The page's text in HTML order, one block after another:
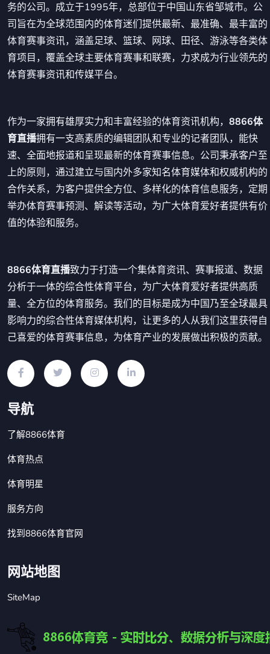
务的公司。成立于1995年，总部位于中国山东省邹城市。公
司旨在为全球范围内的体育迷们提供最新、最准确、最丰富的
体育赛事资讯，涵盖足球、篮球、网球、田径、游泳等各类体
育项目，覆盖全球主要体育赛事和联赛，力求成为行业领先的
体育赛事资讯和传媒平台。
作为一家拥有雄厚实力和丰富经验的体育资讯机构， 8866体
育直播拥有一支高素质的编辑团队和专业的记者团队，能快
速、全面地报道和呈现最新的体育赛事信息。公司秉承客户至
上的原则，通过建立与国内外多家知名体育媒体和权威机构的
合作关系，为客户提供全方位、多样化的体育信息服务，定期
举办体育赛事预测、解读等活动，为广大体育爱好者提供有价
值的体验和服务。
8866体育直播致力于打造一个集体育资讯、赛事报道、数据
分析于一体的综合性体育平台，为广大体育爱好者提供高质
量、全方位的体育服务。我们的目标是成为中国乃至全球最具
影响力的综合性体育媒体机构，让更多的人从我们这里获得自
己喜爱的体育赛事信息，为体育产业的发展做出积极的贡献。
导航
了解8866体育
体育热点
体育明星
服务方向
找到8866体育官网
网站地图
SiteMap